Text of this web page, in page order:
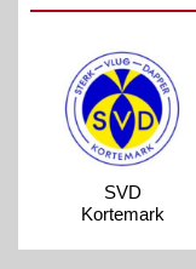
SVD
Kortemark